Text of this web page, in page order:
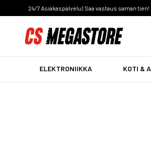
24/7 Asiakaspalvelu | Saa vastaus saman tien!
ELEKTRONIIKKA KOTI &